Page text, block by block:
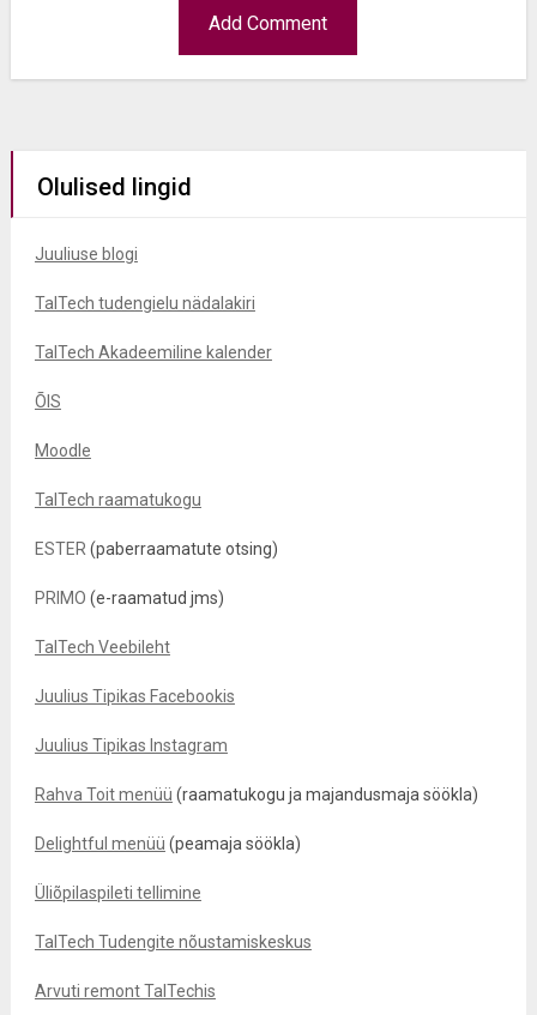
Olulised lingid
Juuliuse blogi
TalTech tudengielu nädalakiri
TalTech Akadeemiline kalender
ÕIS
Moodle
TalTech raamatukogu
ESTER (paberraamatute otsing)
PRIMO (e-raamatud jms)
TalTech Veebileht
Juulius Tipikas Facebookis
Juulius Tipikas Instagram
Rahva Toit menüü (raamatukogu ja majandusmaja söökla)
Delightful menüü (peamaja söökla)
Üliõpilaspileti tellimine
TalTech Tudengite nõustamiskeskus
Arvuti remont TalTechis